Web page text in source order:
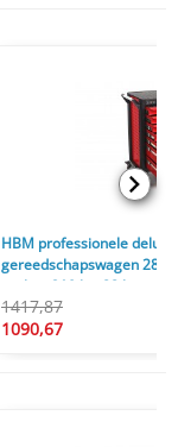
HBM professionele
gereedschapswagen 283-
wielen, 210 kg, 88 kg
1417,87
1090,67